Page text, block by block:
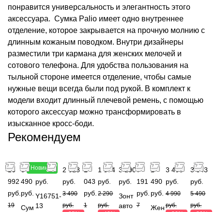
понравится универсальность и элегантность этого
аксессуара. Сумка Palio имеет одно внутреннее
отделение, которое закрывается на прочную молнию с
длинным кожаным поводком. Внутри дизайнеры
разместили три кармана для женских мелочей и
сотового телефона. Для удобства пользования на
тыльной стороне имеется отделение, чтобы самые
нужные вещи всегда были под рукой. В комплект к
модели входит длинный плечевой ремень, с помощью
которого аксессуар можно трансформировать в
изысканное кросс-боди.
Рекомендуем
16
992
руб.
19
Новинка
6
490
руб.
Сум
4 990
руб.
Y16751-
13
2 618
руб.
3 490
руб.
1
043
руб.
1
1 374
руб.
2 290
руб.
3 190
руб.
Зонт
авто
7
191
руб.
7
2
490
руб.
Жен
3 493
руб.
4 990
руб.
3 843
руб.
5 490
руб.